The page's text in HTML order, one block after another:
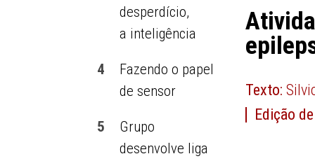
desperdício,
a inteligência
4
Fazendo o papel
de sensor
5
Grupo
desenvolve liga
Texto:
Edição